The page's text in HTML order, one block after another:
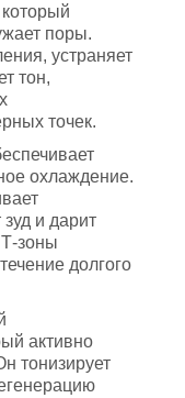
поры.
устраняет
тон,
точек.
охлаждение.
и дарит
Т-зоны
долгого
активно
тонизирует